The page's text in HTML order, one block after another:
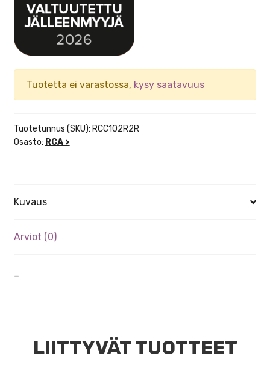
Tuotetta ei varastossa, kysy saatavuus
Tuotetunnus (SKU): RCC102R2R
Osasto: RCA >
Kuvaus
Arviot (0)
–
LIITTYVÄT TUOTTEET